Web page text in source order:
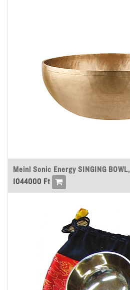
Meinl Sonic Energy SINGING BOWL,
1044000 Ft